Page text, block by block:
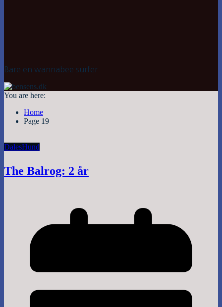
Bare en wannabee surfer
You are here:
Home
Page 19
DalesHund
The Balrog: 2 år